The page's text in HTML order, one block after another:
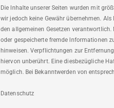
Die Inhalte unserer Seiten wurden mit
wir jedoch keine Gewähr übernehmen.
den allgemeinen Gesetzen
oder gespeicherte fremde Informationen
hinweisen. Verpflichtungen zur
hiervon unberührt. Eine diesbezügliche
möglich. Bei Bekanntwerden von
Datenschutz